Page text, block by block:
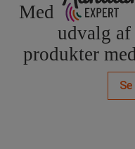
Med
udvalg af
produkter